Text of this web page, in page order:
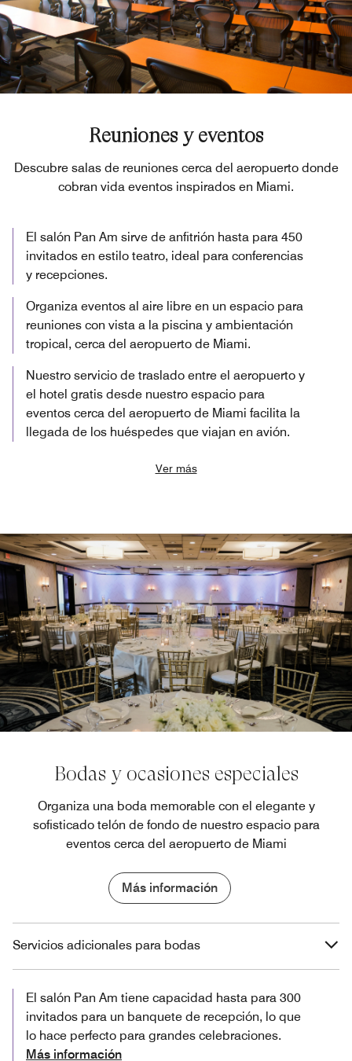
Reuniones y eventos
Descubre salas de reuniones cerca del aeropuerto donde
cobran vida eventos inspirados en Miami.
El salón Pan Am sirve de anfitrión hasta para 450
invitados en estilo teatro, ideal para conferencias
y recepciones.
Organiza eventos al aire libre en un espacio para
reuniones con vista a la piscina y ambientación
tropical, cerca del aeropuerto de Miami.
Nuestro servicio de traslado entre el aeropuerto y
el hotel gratis desde nuestro espacio para
eventos cerca del aeropuerto de Miami facilita la
llegada de los huéspedes que viajan en avión.
Ver más
Bodas y ocasiones especiales
Organiza una boda memorable con el elegante y
sofisticado telón de fondo de nuestro espacio para
eventos cerca del aeropuerto de Miami
Más información
Servicios adicionales para bodas
El salón Pan Am tiene capacidad hasta para 300
invitados para un banquete de recepción, lo que
lo hace perfecto para grandes celebraciones.
Más información